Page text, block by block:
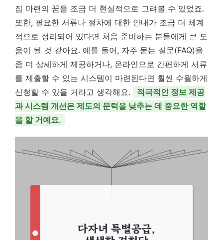
집 마련의 꿈을 조금 더 현실적으로 그려볼 수 있었죠.
또한, 필요한 서류나 절차에 대한 안내가 조금 더 체계
적으로 정리되어 있다면 처음 준비하는 분들에게 큰 도
움이 될 것 같아요. 예를 들어, 자주 묻는 질문(FAQ)을
좀 더 상세하게 제공하거나, 온라인으로 간편하게 서류
를 제출할 수 있는 시스템이 마련된다면 훨씬 수월하게
신청할 수 있을 거라고 생각해요.
적극적인 정보 제공
과 시스템 개선은 제도의 문턱을 낮추는 데 중요한 역할
을 할 거예요.